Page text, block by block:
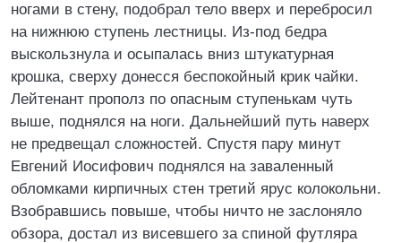
ногами в стену, подобрал тело вверх и перебросил
на нижнюю ступень лестницы. Из-под бедра
выскользнула и осыпалась вниз штукатурная
крошка, сверху донесся беспокойный крик чайки.
Лейтенант прополз по опасным ступенькам чуть
выше, поднялся на ноги. Дальнейший путь наверх
не предвещал сложностей. Спустя пару минут
Евгений Иосифович поднялся на заваленный
обломками кирпичных стен третий ярус колокольни.
Взобравшись повыше, чтобы ничто не заслоняло
обзора, достал из висевшего за спиной футляра